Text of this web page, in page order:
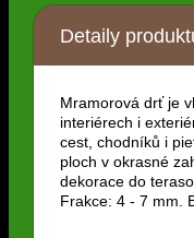
Detaily
Mramorová drť je
interiérech i
cest, chodníků i
ploch v okrasné
dekorace do
Frakce: 4 - 7 mm.